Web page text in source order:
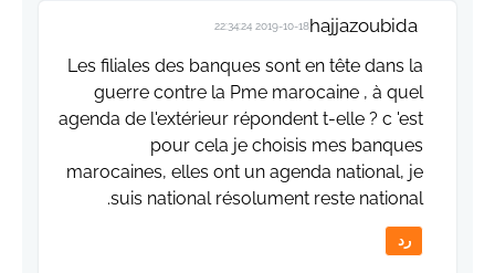
hajjazoubida
2019-10-18 22:34:24
Les filiales des banques sont en tête dans la
guerre contre la Pme marocaine , à quel
agenda de l'extérieur répondent t-elle ? c 'est
pour cela je choisis mes banques
marocaines, elles ont un agenda national, je
suis national résolument reste national.
رد